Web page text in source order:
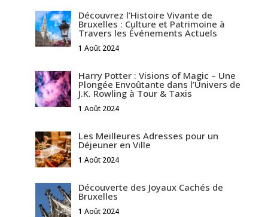
Découvrez l’Histoire Vivante de
Bruxelles : Culture et Patrimoine à
Travers les Événements Actuels
1 Août 2024
Harry Potter : Visions of Magic – Une
Plongée Envoûtante dans l’Univers de
J.K. Rowling à Tour & Taxis
1 Août 2024
Les Meilleures Adresses pour un
Déjeuner en Ville
1 Août 2024
Découverte des Joyaux Cachés de
Bruxelles
1 Août 2024